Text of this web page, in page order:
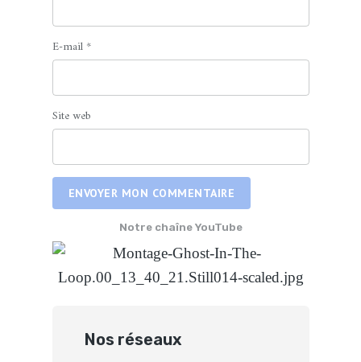
E-mail *
Site web
ENVOYER MON COMMENTAIRE
Notre chaîne YouTube
Nos réseaux